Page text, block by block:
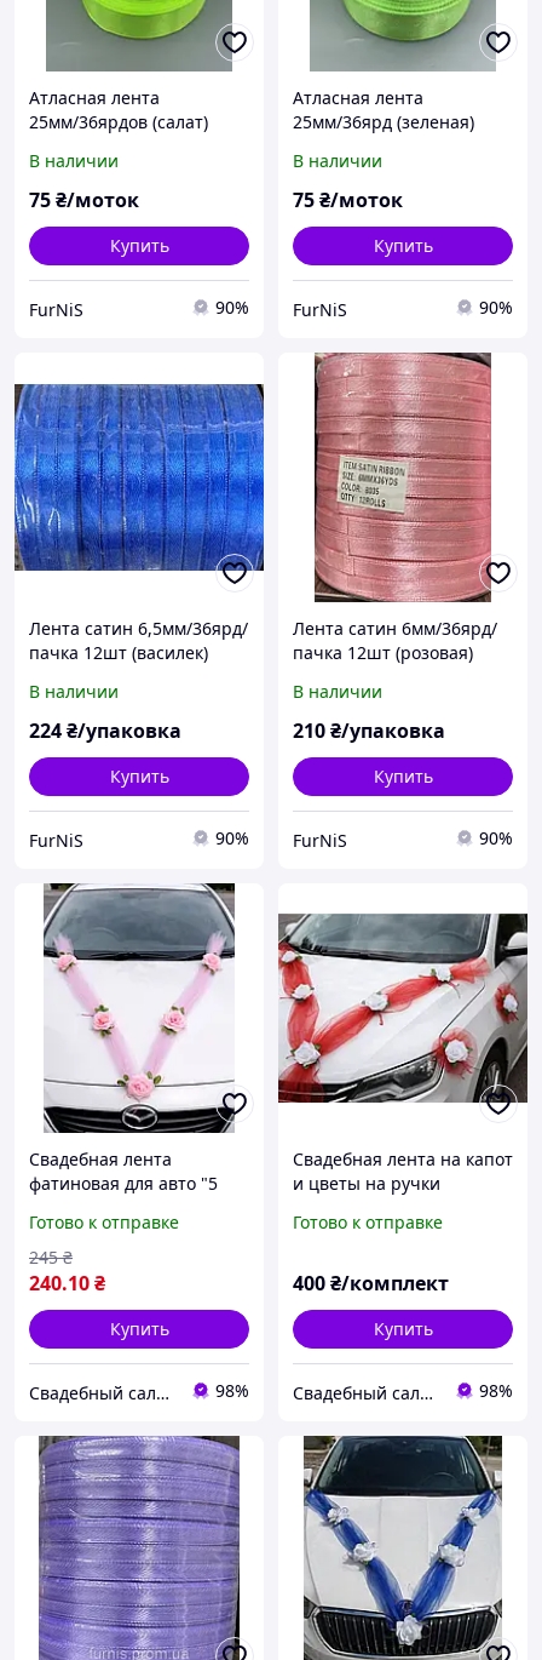
Атласная лента
25мм/36ярдов (салат)
В наличии
75₴/моток
Купить
FurNiS 90%
Атласная лента
25мм/36ярд (зеленая)
В наличии
75₴/моток
Купить
FurNiS 90%
Лента сатин 6,5мм/36ярд/
пачка 12шт (василек)
В наличии
224₴/упаковка
Купить
FurNiS 90%
Лента сатин 6мм/36ярд/
пачка 12шт (розовая)
В наличии
210₴/упаковка
Купить
FurNiS 90%
Свадебная лента
фатиновая для авто "5
Готово к отправке
240.10₴
245 ₴
Купить
Свадебный салон "ПРИНЦЕССА" 98%
Свадебная лента на капот
и цветы на ручки
Готово к отправке
400₴/комплект
Купить
Свадебный салон "ПРИНЦЕССА" 98%